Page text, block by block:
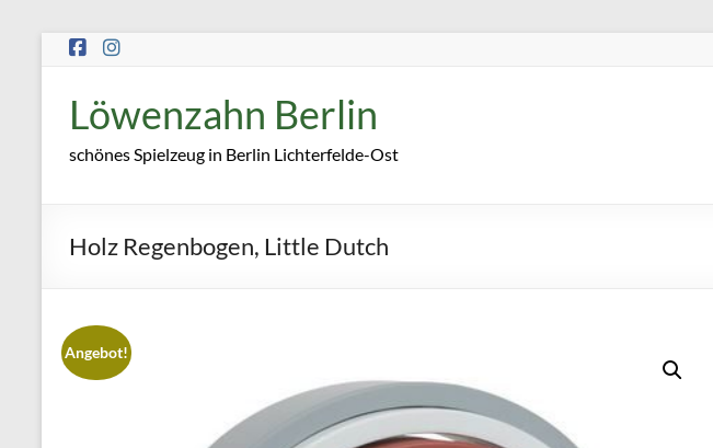
Zum
Inhalt
Löwenzahn Berlin
schönes Spielzeug in Berlin Lichterfelde-Ost
Holz Regenbogen, Little Dutch
Angebot!